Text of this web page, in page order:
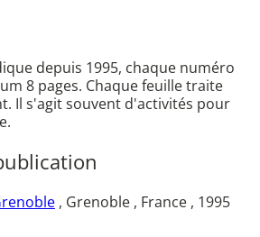
depuis 1995, chaque numéro
8 pages. Chaque feuille traite
Il s'agit souvent d'activités pour
, Grenoble , France , 1995